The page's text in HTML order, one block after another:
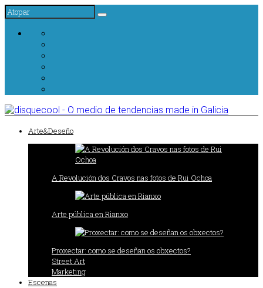
Arte&Deseño
A Revolución dos Cravos nas fotos de Rui Ochoa
Arte pública en Rianxo
Proxectar: como se deseñan os obxectos?
Street Art
Marketing
Escenas